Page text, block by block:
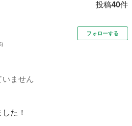
投稿40件
)
フォローする
いません
た！